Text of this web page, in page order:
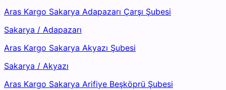
Aras Kargo Sakarya Adapazarı Çarşı Şubesi
Sakarya / Adapazarı
Aras Kargo Sakarya Akyazı Şubesi
Sakarya / Akyazı
Aras Kargo Sakarya Arifiye Beşköprü Şubesi